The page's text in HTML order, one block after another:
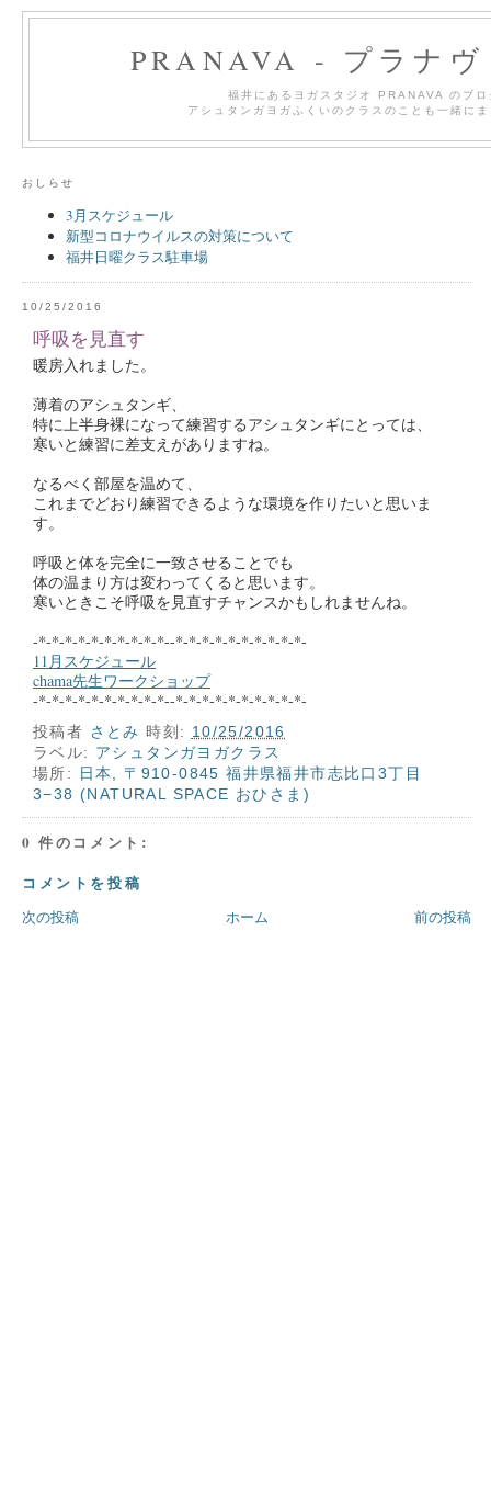
PRANAVA - プラナ
福井にあるヨガスタジオ PRANAVA のブロ
アシュタンガヨガふくいのクラスのことも一緒に
おしらせ
3月スケジュール
新型コロナウイルスの対策について
福井日曜クラス駐車場
10/25/2016
呼吸を見直す
暖房入れました。
薄着のアシュタンギ、
特に上半身裸になって練習するアシュタンギにとっては、
寒いと練習に差支えがありますね。
なるべく部屋を温めて、
これまでどおり練習できるような環境を作りたいと思いま
す。
呼吸と体を完全に一致させることでも
体の温まり方は変わってくると思います。
寒いときこそ呼吸を見直すチャンスかもしれませんね。
-*-*-*-*-*-*-*-*-*-*--*-*-*-*-*-*-*-*-*-*-
11月スケジュール
chama先生ワークショップ
-*-*-*-*-*-*-*-*-*-*--*-*-*-*-*-*-*-*-*-*-
投稿者 さとみ 時刻: 10/25/2016
ラベル: アシュタンガヨガクラス
場所:
日本, 〒910-0845 福井県福井市志比口3丁目
3−38 (NATURAL SPACE おひさま)
0 件のコメント:
コメントを投稿
次の投稿 前の投稿
ホーム